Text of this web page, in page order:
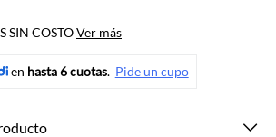
SIN COSTOVer más